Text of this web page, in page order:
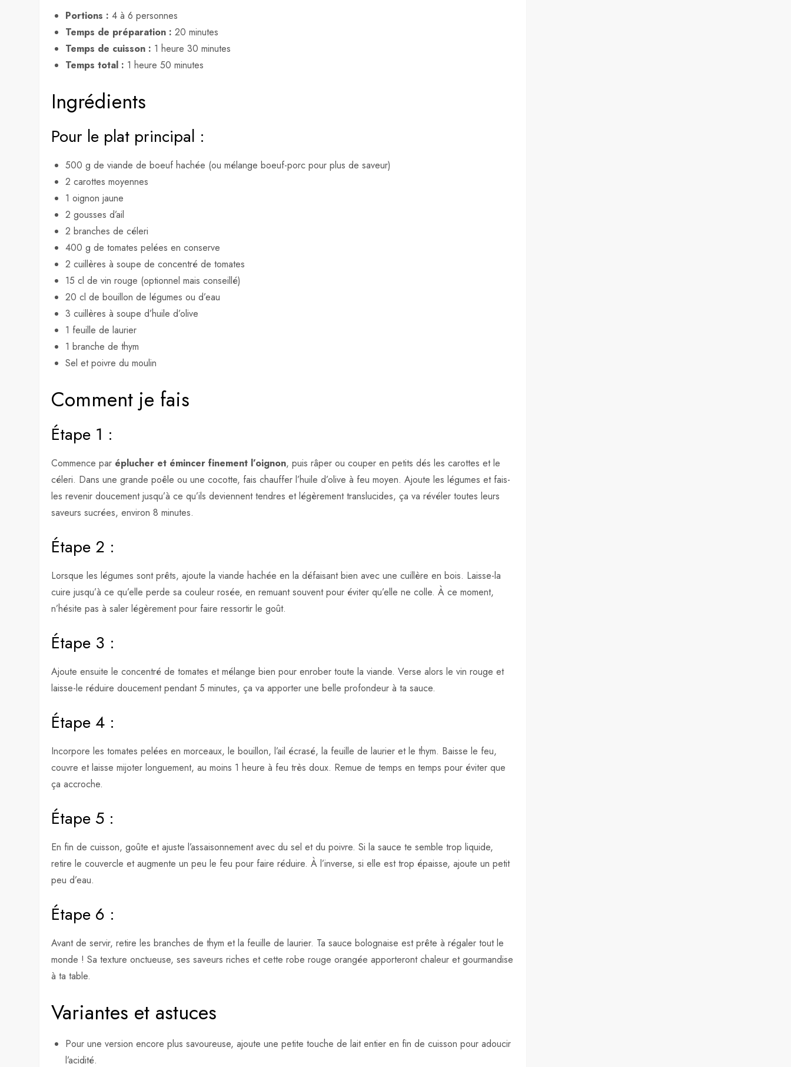
Portions : 4 à 6 personnes
Temps de préparation : 20 minutes
Temps de cuisson : 1 heure 30 minutes
Temps total : 1 heure 50 minutes
Ingrédients
Pour le plat principal :
500 g de viande de boeuf hachée (ou mélange boeuf-porc pour plus de saveur)
2 carottes moyennes
1 oignon jaune
2 gousses d’ail
2 branches de céleri
400 g de tomates pelées en conserve
2 cuillères à soupe de concentré de tomates
15 cl de vin rouge (optionnel mais conseillé)
20 cl de bouillon de légumes ou d’eau
3 cuillères à soupe d’huile d’olive
1 feuille de laurier
1 branche de thym
Sel et poivre du moulin
Comment je fais
Étape 1 :
Commence par éplucher et émincer finement l’oignon, puis râper ou couper en petits dés les carottes et le
céleri. Dans une grande poêle ou une cocotte, fais chauffer l’huile d’olive à feu moyen. Ajoute les légumes et fais-
les revenir doucement jusqu’à ce qu’ils deviennent tendres et légèrement translucides, ça va révéler toutes leurs
saveurs sucrées, environ 8 minutes.
Étape 2 :
Lorsque les légumes sont prêts, ajoute la viande hachée en la défaisant bien avec une cuillère en bois. Laisse-la
cuire jusqu’à ce qu’elle perde sa couleur rosée, en remuant souvent pour éviter qu’elle ne colle. À ce moment,
n’hésite pas à saler légèrement pour faire ressortir le goût.
Étape 3 :
Ajoute ensuite le concentré de tomates et mélange bien pour enrober toute la viande. Verse alors le vin rouge et
laisse-le réduire doucement pendant 5 minutes, ça va apporter une belle profondeur à ta sauce.
Étape 4 :
Incorpore les tomates pelées en morceaux, le bouillon, l’ail écrasé, la feuille de laurier et le thym. Baisse le feu,
couvre et laisse mijoter longuement, au moins 1 heure à feu très doux. Remue de temps en temps pour éviter que
ça accroche.
Étape 5 :
En fin de cuisson, goûte et ajuste l’assaisonnement avec du sel et du poivre. Si la sauce te semble trop liquide,
retire le couvercle et augmente un peu le feu pour faire réduire. À l’inverse, si elle est trop épaisse, ajoute un petit
peu d’eau.
Étape 6 :
Avant de servir, retire les branches de thym et la feuille de laurier. Ta sauce bolognaise est prête à régaler tout le
monde ! Sa texture onctueuse, ses saveurs riches et cette robe rouge orangée apporteront chaleur et gourmandise
à ta table.
Variantes et astuces
Pour une version encore plus savoureuse, ajoute une petite touche de lait entier en fin de cuisson pour adoucir
l’acidité.